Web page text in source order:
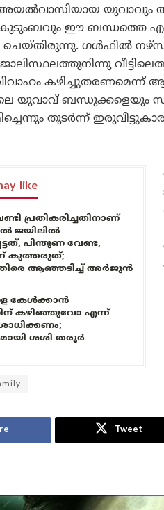
യുവാവും
ഈ ബന്ധത്തെ
ചെയ്തിരുന്നു. ഗൾഫിൽ
കഴിച്ചുതരണമെന്ന്
യുവാവ് ബന്ധുക്കളെയും
തുടർന്ന്
like
പ്രതികരിച്ചതിനാണ്
ജയിലിൽ
പിന്തുണ വേണ്ട,
കുത്തരുത്;
ആഞ്ഞടിച്ച് അർജുൻ
കേൾക്കാൻ
കഴിഞ്ഞുവോ എന്ന്
ശശി തരൂർ
Tweet